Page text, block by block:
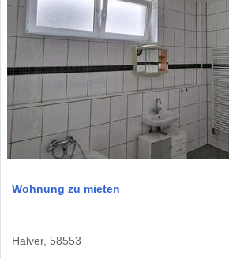
Wohnung zu mieten
Halver, 58553